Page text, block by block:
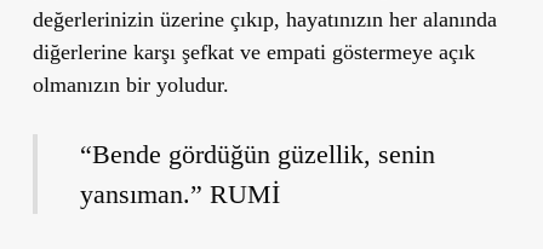
değerlerinizin üzerine çıkıp, hayatınızın her alanında
diğerlerine karşı şefkat ve empati göstermeye açık
olmanızın bir yoludur.
“Bende gördüğün güzellik, senin
yansıman.” RUMİ